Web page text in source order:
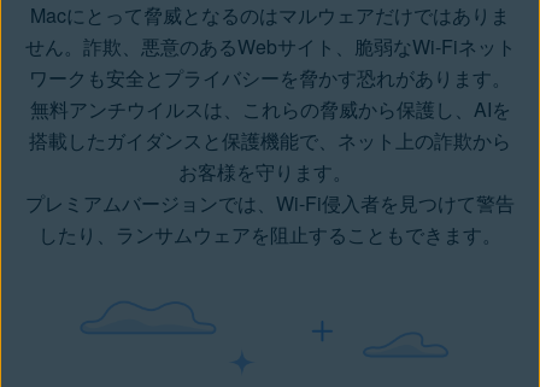
Macにとって脅威となるのはマルウェアだけではありま
せん。詐欺、悪意のあるWebサイト、脆弱なWi-Fiネット
ワークも安全とプライバシーを脅かす恐れがあります。
無料アンチウイルスは、
これらの脅威から保護し、AIを
搭載したガイダンスと保護機能で、ネット上の詐欺から
お客様を守ります。
プレミアムバージョンでは、Wi-Fi侵入者を見つけて警告
したり、 ランサムウェアを阻止することもできます。